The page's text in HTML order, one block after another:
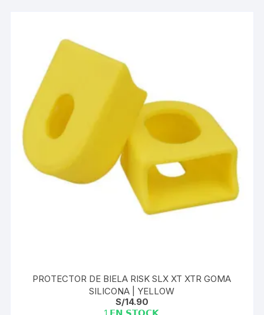
PROTECTOR DE BIELA RISK SLX XT XTR GOMA
SILICONA | YELLOW
S/14.90